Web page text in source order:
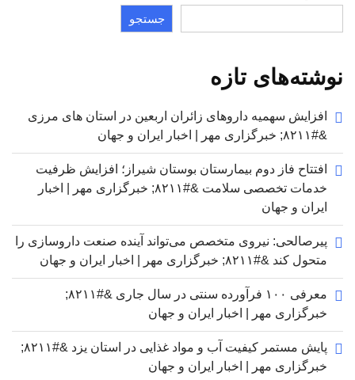
جستجو
نوشته‌های تازه
افزایش سهمیه داروهای زائران اربعین در استان های مرزی
&#۸۲۱۱; خبرگزاری مهر | اخبار ایران و جهان
افتتاح فاز دوم بیمارستان بوستان شیراز؛ افزایش ظرفیت
خدمات تخصصی سلامت &#۸۲۱۱; خبرگزاری مهر | اخبار
ایران و جهان
پیرصالحی: نیروی متخصص می‌تواند آینده صنعت داروسازی را
متحول کند &#۸۲۱۱; خبرگزاری مهر | اخبار ایران و جهان
معرفی ۱۰۰ فرآورده سنتی در سال جاری &#۸۲۱۱;
خبرگزاری مهر | اخبار ایران و جهان
پایش مستمر کیفیت آب و مواد غذایی در استان یزد &#۸۲۱۱;
خبرگزاری مهر | اخبار ایران و جهان